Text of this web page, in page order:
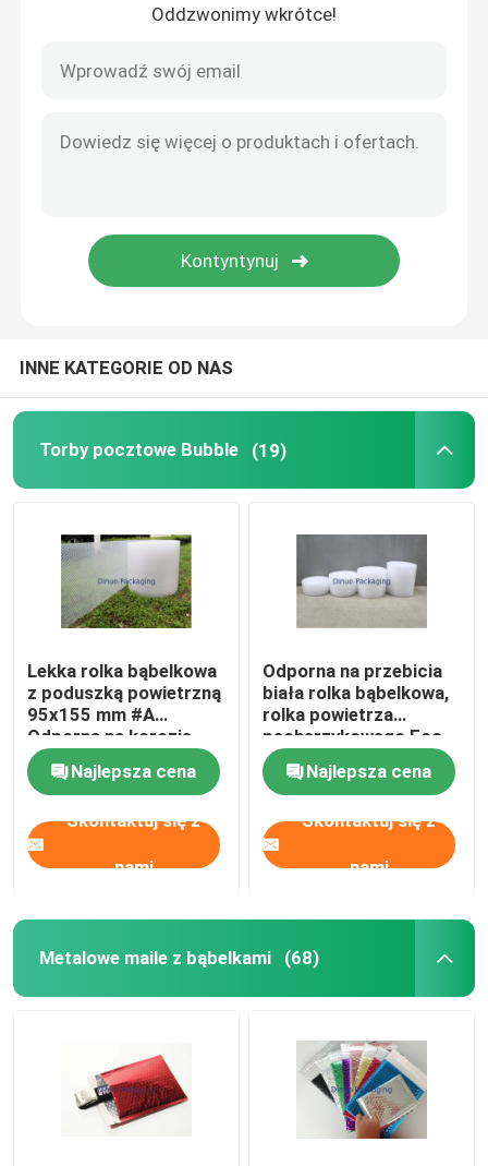
worek próżniowy z nylonu
torby z folii aluminiowej
Pudełko z nadrukiem
Torby na kolumny powietrza
Oddzwonimy wkrótce!
INNE KATEGORIE OD NAS
Torby pocztowe Bubble (19)
Lekka rolka bąbelkowa
z poduszką powietrzną
95x155 mm #A
Odporna na korozję
Najlepsza cena
Skontaktuj się z
nami
Odporna na przebicia
biała rolka bąbelkowa,
rolka powietrza
pęcherzykowego Eco
Friendly
Najlepsza cena
Skontaktuj się z
nami
Metalowe maile z bąbelkami (68)